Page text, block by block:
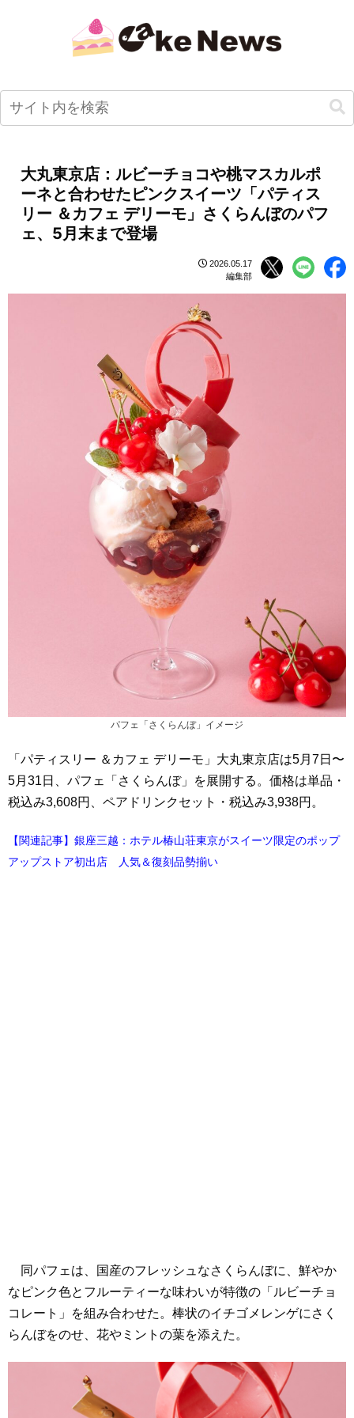
大丸東京店：ルビーチョコや桃マスカルポ
ーネと合わせたピンクスイーツ「パティス
リー ＆カフェ デリーモ」さくらんぼのパフ
ェ、5月末まで登場
2026.05.17
編集部
パフェ「さくらんぼ」イメージ
「パティスリー ＆カフェ デリーモ」大丸東京店は5月7日〜
5月31日、パフェ「さくらんぼ」を展開する。価格は単品・
税込み3,608円、ペアドリンクセット・税込み3,938円。
【関連記事】銀座三越：ホテル椿山荘東京がスイーツ限定のポップ
アップストア初出店 人気＆復刻品勢揃い
同パフェは、国産のフレッシュなさくらんぼに、鮮やか
なピンク色とフルーティーな味わいが特徴の「ルビーチョ
コレート」を組み合わせた。棒状のイチゴメレンゲにさく
らんぼをのせ、花やミントの葉を添えた。